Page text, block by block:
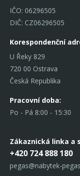
IČO: 06296505
DIČ: CZ06296505
Korespondenční
U Řeky 829
720 00 Ostrava
Česká Republika
Pracovní doba:
Po - Pá 8:00 - 15:30
Zákaznická linka a
+420 724 888 180
pegas@nabytek-